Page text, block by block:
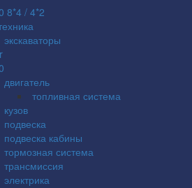
8*4 / 4*2
экскаваторы
двигатель
топливная система
кузов
подвеска
подвеска кабины
тормозная система
трансмиссия
электрика